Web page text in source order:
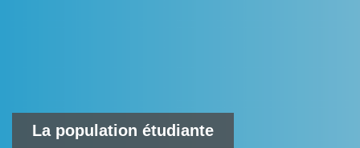
La population étudiante